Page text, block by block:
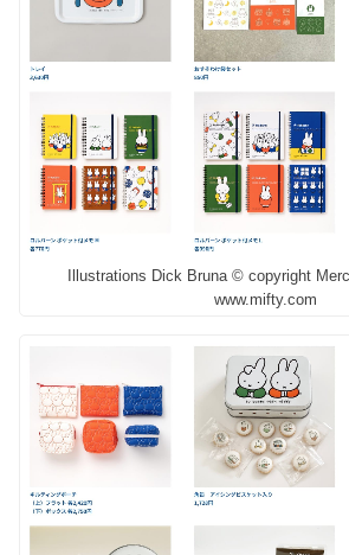
Illustrations Dick Bruna © copyright
www.mifty.com